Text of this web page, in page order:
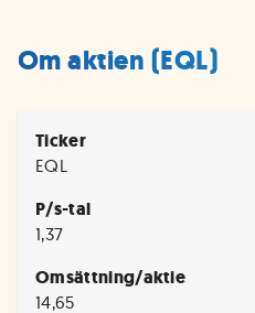
Om aktien (EQL)
Ticker
EQL
P/s-tal
1,37
Omsättning/aktie
14,65